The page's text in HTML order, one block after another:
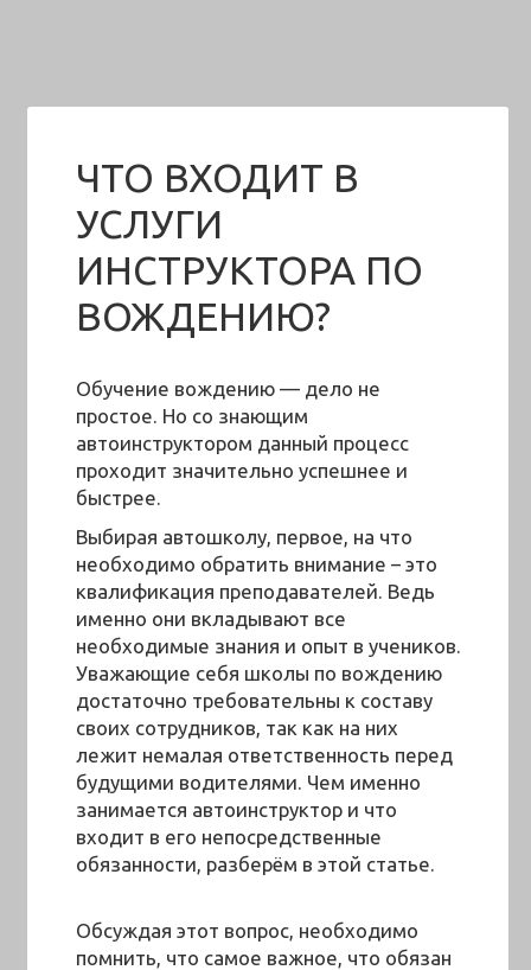
ЧТО ВХОДИТ В
УСЛУГИ
ИНСТРУКТОРА ПО
ВОЖДЕНИЮ?
Обучение вождению — дело не
простое. Но со знающим
автоинструктором данный процесс
проходит значительно успешнее и
быстрее.
Выбирая автошколу, первое, на что
необходимо обратить внимание – это
квалификация преподавателей. Ведь
именно они вкладывают все
необходимые знания и опыт в учеников.
Уважающие себя школы по вождению
достаточно требовательны к составу
своих сотрудников, так как на них
лежит немалая ответственность перед
будущими водителями. Чем именно
занимается автоинструктор и что
входит в его непосредственные
обязанности, разберём в этой статье.
Обсуждая этот вопрос, необходимо
помнить, что самое важное, что обязан